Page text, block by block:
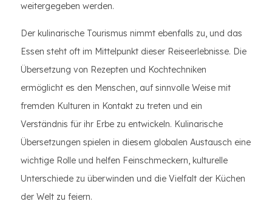
weitergegeben werden.
Der kulinarische Tourismus nimmt ebenfalls zu, und das
Essen steht oft im Mittelpunkt dieser Reiseerlebnisse. Die
Übersetzung von Rezepten und Kochtechniken
ermöglicht es den Menschen, auf sinnvolle Weise mit
fremden Kulturen in Kontakt zu treten und ein
Verständnis für ihr Erbe zu entwickeln. Kulinarische
Übersetzungen spielen in diesem globalen Austausch eine
wichtige Rolle und helfen Feinschmeckern, kulturelle
Unterschiede zu überwinden und die Vielfalt der Küchen
der Welt zu feiern.